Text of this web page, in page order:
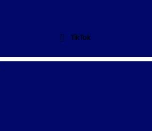
TikTok